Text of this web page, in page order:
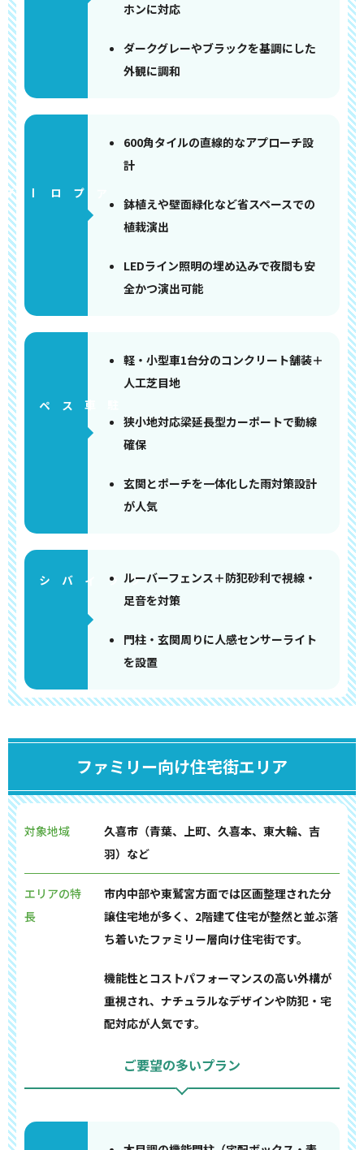
ホンに対応
ダークグレーやブラックを基調にした
外観に調和
アプローチ
600角タイルの直線的なアプローチ設
計
鉢植えや壁面緑化など省スペースでの
植栽演出
LEDライン照明の埋め込みで夜間も安
全かつ演出可能
軽・小型車1台分のコンクリート舗装＋
人工芝目地
狭小地対応梁延長型カーポートで動線
確保
玄関とポーチを一体化した雨対策設計
が人気
ルーバーフェンス＋防犯砂利で視線・
足音を対策
門柱・玄関周りに人感センサーライト
を設置
ファミリー向け住宅街エリア
対象地域
久喜市（青葉、上町、久喜本、東大輪、吉
羽）など
エリアの特
長
市内中部や東鷲宮方面では区画整理された分
譲住宅地が多く、2階建て住宅が整然と並ぶ落
ち着いたファミリー層向け住宅街です。
機能性とコストパフォーマンスの高い外構が
重視され、ナチュラルなデザインや防犯・宅
配対応が人気です。
ご要望の多いプラン